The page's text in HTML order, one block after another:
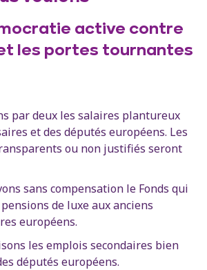
active contre
les portes tournantes
par deux les salaires plantureux
et des députés européens. Les
ou non justifiés seront
sans compensation le Fonds qui
de luxe aux anciens
européens.
les emplois secondaires bien
députés européens.